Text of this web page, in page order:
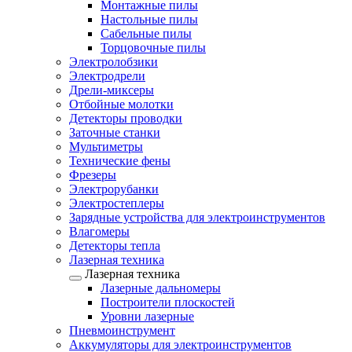
Монтажные пилы
Настольные пилы
Сабельные пилы
Торцовочные пилы
Электролобзики
Электродрели
Дрели-миксеры
Отбойные молотки
Детекторы проводки
Заточные станки
Мультиметры
Технические фены
Фрезеры
Электрорубанки
Электростеплеры
Зарядные устройства для электроинструментов
Влагомеры
Детекторы тепла
Лазерная техника
Лазерная техника
Лазерные дальномеры
Построители плоскостей
Уровни лазерные
Пневмоинструмент
Аккумуляторы для электроинструментов